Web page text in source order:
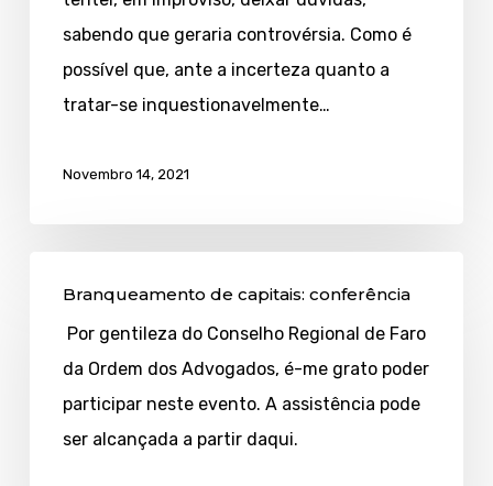
sabendo que geraria controvérsia. Como é
possível que, ante a incerteza quanto a
tratar-se inquestionavelmente…
Novembro 14, 2021
capitais:
conferência
Branqueamento de capitais: conferência
Por gentileza do Conselho Regional de Faro
da Ordem dos Advogados, é-me grato poder
participar neste evento. A assistência pode
ser alcançada a partir daqui.